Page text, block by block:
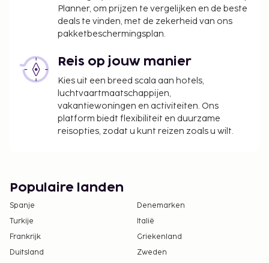
Planner, om prijzen te vergelijken en de beste
deals te vinden, met de zekerheid van ons
pakketbeschermingsplan.
Reis op jouw manier
Kies uit een breed scala aan hotels,
luchtvaartmaatschappijen,
vakantiewoningen en activiteiten. Ons
platform biedt flexibiliteit en duurzame
reisopties, zodat u kunt reizen zoals u wilt.
Populaire landen
Spanje
Denemarken
Turkije
Italië
Frankrijk
Griekenland
Duitsland
Zweden